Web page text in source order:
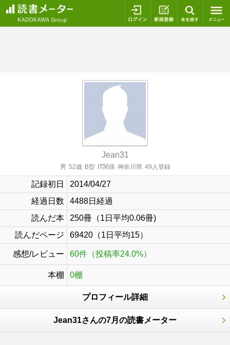
ログイン 新規登録
Jean31
男 52歳 B型 IT関係 神奈川県 49人登録
記録初日
2014/04/27
経過日数
4488日経過
読んだ本
250冊（1日平均0.06冊)
読んだページ
69420（1日平均15）
感想/レビュー 60件（投稿率24.0%）
本棚 0棚
プロフィール詳細
Jean31さんの7月の読書メーター